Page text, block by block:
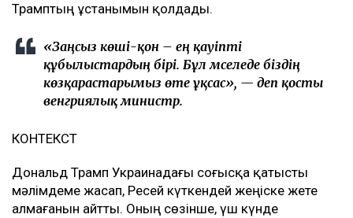
Трамптың ұстанымын қолдады.
«Заңсыз көші-қон – ең қауіпті
құбылыстардың бірі. Бұл мәселеде біздің
көзқарастарымыз өте ұқсас», — деп қосты
венгриялық министр.
КОНТЕКСТ
Дональд Трамп Украинадағы соғысқа қатысты
мәлімдеме жасап, Ресей күткендей жеңіске жете
алмағанын айтты. Оның сөзінше, үш күнде